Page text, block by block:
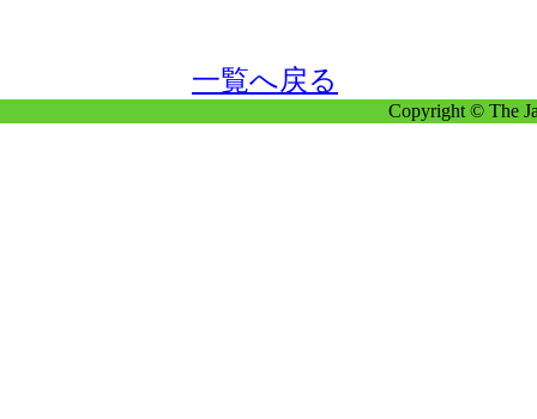
一覧へ戻る
Copyright © The